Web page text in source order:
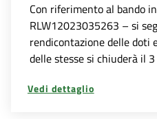
Con riferimento al bando
RLW12023035263 – si
rendicontazione delle doti
delle stesse si chiuderà il
Vedi dettaglio